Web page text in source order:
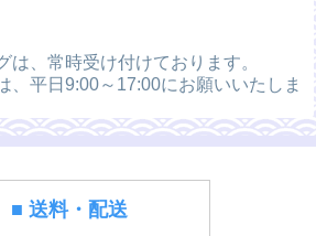
は、常時受け付けております。
、平日9:00～17:00にお願いいたしま
■ 送料・配送